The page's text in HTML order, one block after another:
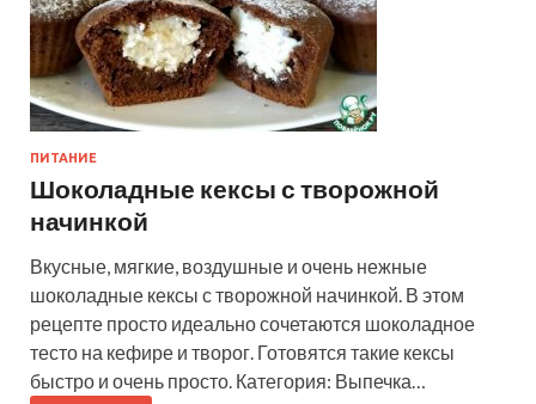
ПИТАНИЕ
Шоколадные кексы с творожной
начинкой
Вкусные, мягкие, воздушные и очень нежные
шоколадные кексы с творожной начинкой. В этом
рецепте просто идеально сочетаются шоколадное
тесто на кефире и творог. Готовятся такие кексы
быстро и очень просто. Категория: Выпечка…